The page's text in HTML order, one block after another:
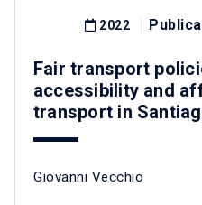
2022
Fair transport
accessibility and
transport in
Giovanni Vecchio